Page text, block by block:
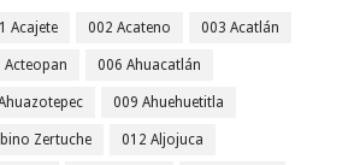
Acajete 002 Acateno 003 Acatlán
Acteopan 006 Ahuacatlán
009 Ahuehuetitla
Zertuche 012 Aljojuca